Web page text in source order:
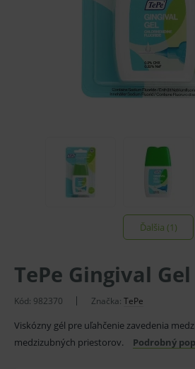
Ďalšia (1)
TePe Gingival
Kód: 982370 Značka: TePe
Viskózny gél pre uľahčenie zavedenia
medzizubných priestorov.
Podrobný